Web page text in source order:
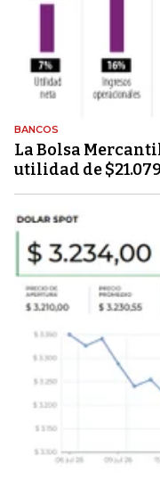
BANCOS
La Bolsa
utilidad de